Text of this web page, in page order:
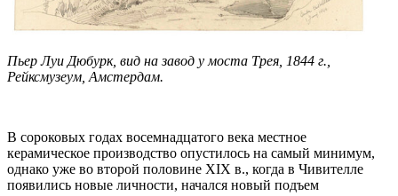
Пьер Луи Дюбурк, вид на завод у моста Трея, 1844 г.,
Рейксмузеум, Амстердам.
В сороковых годах восемнадцатого века местное
керамическое производство опустилось на самый минимум,
однако уже во второй половине XIX в., когда в Чивителле
появились новые личности, начался новый подъем